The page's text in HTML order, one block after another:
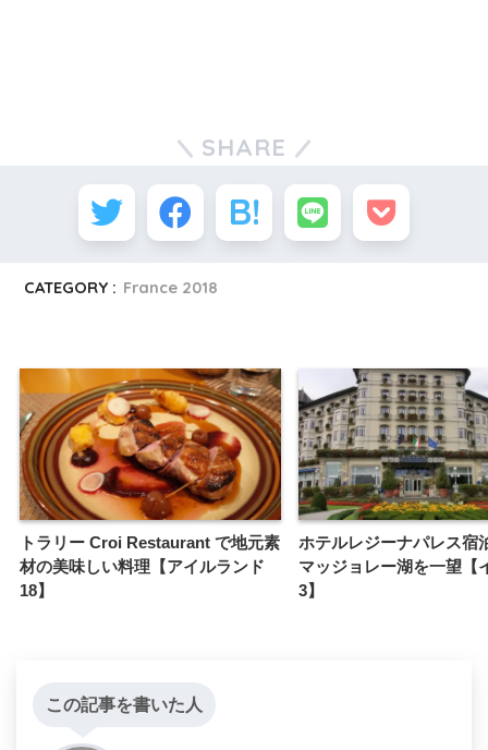
SHARE
CATEGORY : France 2018
トラリー Croi Restaurant で地元素
材の美味しい料理【アイルランド
18】
ホテルレジーナパレス宿
マッジョレー湖を一望【
3】
この記事を書いた人